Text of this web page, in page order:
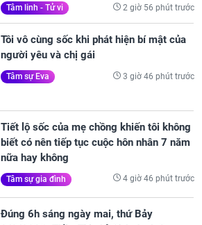
Tâm linh - Tử vi 2 giờ 56 phút trước
Tôi vô cùng sốc khi phát hiện bí mật của
người yêu và chị gái
Tâm sự Eva 3 giờ 46 phút trước
Tiết lộ sốc của mẹ chồng khiến tôi không
biết có nên tiếp tục cuộc hôn nhân 7 năm
nữa hay không
Tâm sự gia đình 4 giờ 46 phút trước
Đúng 6h sáng ngày mai, thứ Bảy